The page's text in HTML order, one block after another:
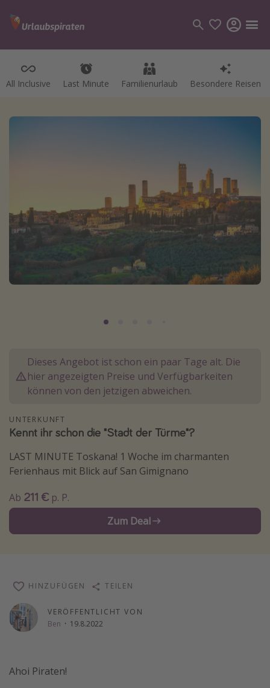
All Inclusive Last Minute Familienurlaub Besondere Reisen
Kategorien
Alle Reiseziele
Gozo Urlaub
Normandie Urlaub
Krabi Urlaub
Tulum Urlaub
Japan Rundreise
Reisethemen
Alle Reisethemen
Wellnessurlaub
Roadtrips
Strandurlaub
Gruppenreisen
Hotels in Hamburg
Hotels am Achensee
Dieses Angebot ist schon ein paar Tage alt. Die
hier angezeigten Preise und Verfügbarkeiten
können von den jetzigen abweichen.
UNTERKUNFT
Kennt ihr schon die "Stadt der Türme"?
LAST MINUTE Toskana! 1 Woche im charmanten
Ferienhaus mit Blick auf San Gimignano
Ab 211 € p. P.
Zum Deal
VERÖFFENTLICHT VON
Ben · 19.8.2022
HINZUFÜGEN TEILEN
Ahoi Piraten!